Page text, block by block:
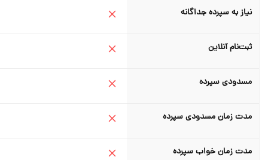
نیاز به سپرده جداگانه
ثبت‌نام آنلاین
مسدودی سپرده
مدت زمان مسدودی سپرده
مدت زمان خواب سپرده